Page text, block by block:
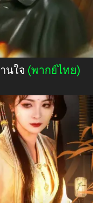
นใจ (พากย์ไทย)